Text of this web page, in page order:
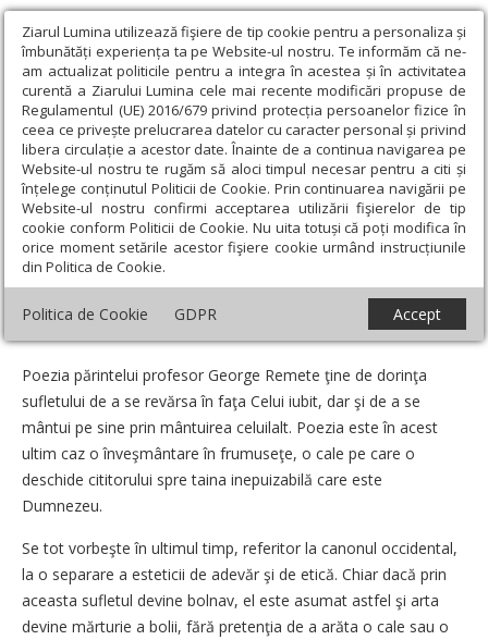
Ziarul Lumina utilizează fişiere de tip cookie pentru a personaliza și
îmbunătăți experiența ta pe Website-ul nostru. Te informăm că ne-
am actualizat politicile pentru a integra în acestea și în activitatea
curentă a Ziarului Lumina cele mai recente modificări propuse de
Regulamentul (UE) 2016/679 privind protecția persoanelor fizice în
ceea ce privește prelucrarea datelor cu caracter personal și privind
libera circulație a acestor date. Înainte de a continua navigarea pe
Website-ul nostru te rugăm să aloci timpul necesar pentru a citi și
înțelege conținutul Politicii de Cookie. Prin continuarea navigării pe
Website-ul nostru confirmi acceptarea utilizării fişierelor de tip
cookie conform Politicii de Cookie. Nu uita totuși că poți modifica în
orice moment setările acestor fişiere cookie urmând instrucțiunile
din Politica de Cookie.
Politica de Cookie GDPR Accept
Ziarul Lumina › Opinii › Repere și idei › Poetul George Remete,
despre iubire şi moarte
Poetul George Remete, despre iubire şi
moarte
Un articol de:Monica Patriche
Poezia părintelui profesor George Remete ţine de dorinţa
sufletului de a se revărsa în faţa Celui iubit, dar şi de a se
mântui pe sine prin mântuirea celuilalt. Poezia este în acest
ultim caz o înveşmântare în frumuseţe, o cale pe care o
deschide cititorului spre taina inepuizabilă care este
Dumnezeu.
Se tot vorbeşte în ultimul timp, referitor la canonul occidental,
la o separare a esteticii de adevăr şi de etică. Chiar dacă prin
aceasta sufletul devine bolnav, el este asumat astfel şi arta
devine mărturie a bolii, fără pretenţia de a arăta o cale sau o